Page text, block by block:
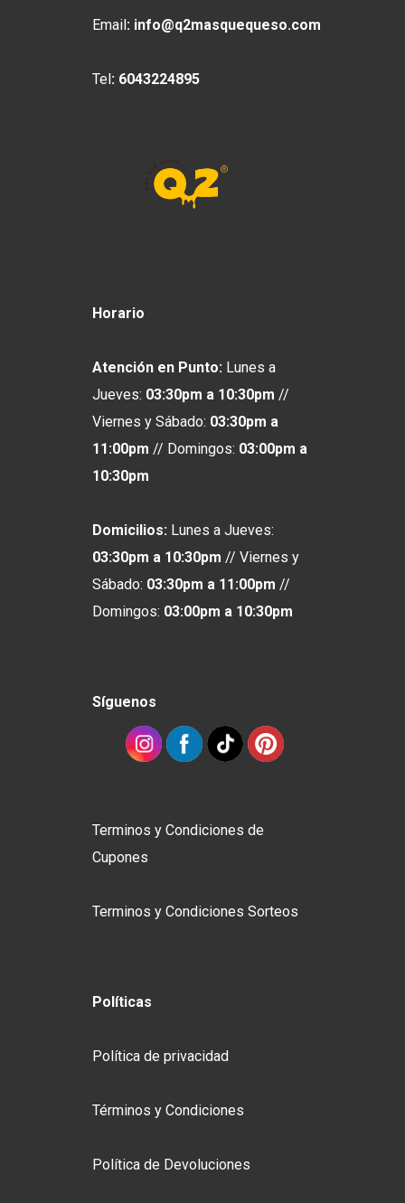
Email: info@q2masquequeso.com
Tel: 6043224895
Horario
Atención en Punto: Lunes a
Jueves: 03:30pm a 10:30pm //
Viernes y Sábado: 03:30pm a
11:00pm // Domingos: 03:00pm a
10:30pm
Domicilios: Lunes a Jueves:
03:30pm a 10:30pm // Viernes y
Sábado: 03:30pm a 11:00pm //
Domingos: 03:00pm a 10:30pm
Síguenos
Terminos y Condiciones de
Cupones
Terminos y Condiciones Sorteos
Políticas
Política de privacidad
Términos y Condiciones
Política de Devoluciones